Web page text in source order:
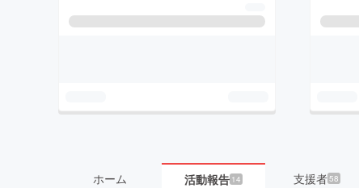
ホーム 活動報告 14 支援者58